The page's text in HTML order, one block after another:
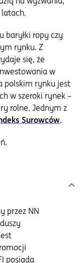
baryłki ropy czy
rynku. Z
się, że
w
polskim rynku jest
w szeroki rynek –
rolne. Jednym z
Surowców.
przez NN
posiada